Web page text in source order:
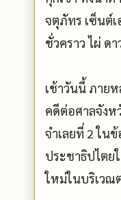
จตุภัทร เซ็นต์
ชั่วคราว ไผ่ ด
เช้าวันนี้ ภาย
คดีต่อศาลจัง
จำเลยที่ 2 ใน
ประชาธิปไตย
ใหม่ในบริเวณ